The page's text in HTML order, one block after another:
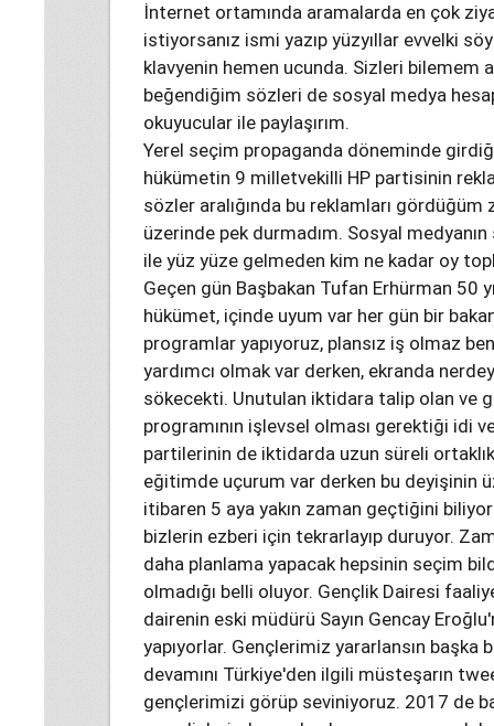
İnternet ortamında aramalarda en çok
istiyorsanız ismi yazıp yüzyıllar evvelki
klavyenin hemen ucunda. Sizleri bilemem
beğendiğim sözleri de sosyal medya
okuyucular ile paylaşırım.
Yerel seçim propaganda döneminde
hükümetin 9 milletvekilli HP partisinin
sözler aralığında bu reklamları
üzerinde pek durmadım. Sosyal
ile yüz yüze gelmeden kim ne kadar oy
Geçen gün Başbakan Tufan Erhürman 50
hükümet, içinde uyum var her gün bir
programlar yapıyoruz, plansız iş olmaz
yardımcı olmak var derken, ekranda
sökecekti. Unutulan iktidara talip olan ve
programının işlevsel olması gerektiği idi
partilerinin de iktidarda uzun süreli
eğitimde uçurum var derken bu deyişinin
itibaren 5 aya yakın zaman geçtiğini
bizlerin ezberi için tekrarlayıp duruyor.
daha planlama yapacak hepsinin seçim
olmadığı belli oluyor. Gençlik Dairesi
dairenin eski müdürü Sayın Gencay
yapıyorlar. Gençlerimiz yararlansın
devamını Türkiye'den ilgili müsteşarın
gençlerimizi görüp seviniyoruz. 2017 de